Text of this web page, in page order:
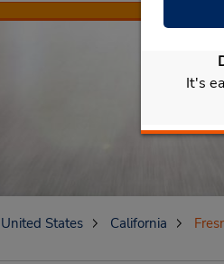
It's
United States California